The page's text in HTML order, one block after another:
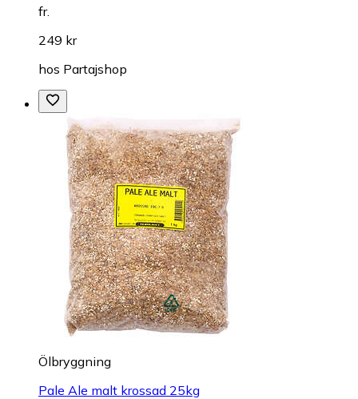
fr.
249 kr
hos Partajshop
Ölbryggning
Pale Ale malt krossad 25kg